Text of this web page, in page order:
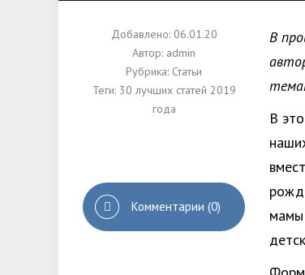
Добавлено: 06.01.20
Автор: admin
Рубрика: Статьи
Теги: 30 лучших статей 2019
года
Комментарии (0)
В
В